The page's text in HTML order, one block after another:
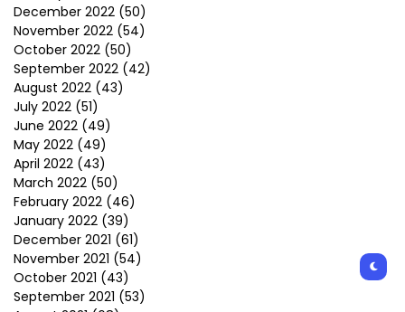
December 2022 (50)
November 2022 (54)
October 2022 (50)
September 2022 (42)
August 2022 (43)
July 2022 (51)
June 2022 (49)
May 2022 (49)
April 2022 (43)
March 2022 (50)
February 2022 (46)
January 2022 (39)
December 2021 (61)
November 2021 (54)
October 2021 (43)
September 2021 (53)